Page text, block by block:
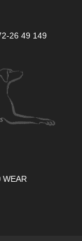
26 49 149